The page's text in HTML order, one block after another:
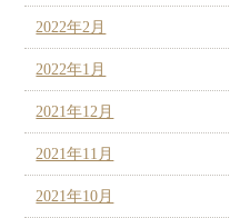
2022年2月
2022年1月
2021年12月
2021年11月
2021年10月